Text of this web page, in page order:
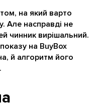
на який варто
Але насправді не
чинник вирішальний.
на BuyBox
й алгоритм його